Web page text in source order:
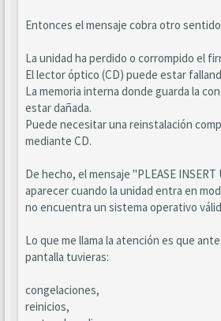
Entonces el mensaje cobra otro
La unidad ha perdido o corrompido el
El lector óptico (CD) puede estar
La memoria interna donde guarda la
estar dañada.
Puede necesitar una reinstalación
mediante CD.
De hecho, el mensaje "PLEASE INSERT
aparecer cuando la unidad entra en
no encuentra un sistema operativo
Lo que me llama la atención es que
pantalla tuvieras:
congelaciones,
reinicios,